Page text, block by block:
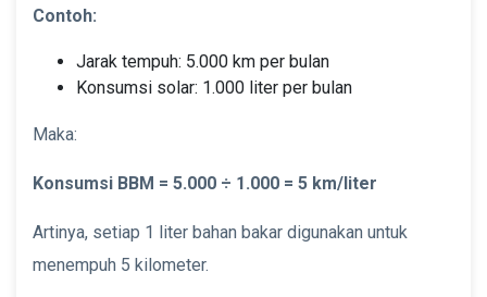
Contoh:
Jarak tempuh: 5.000 km per bulan
Konsumsi solar: 1.000 liter per bulan
Maka:
Konsumsi BBM = 5.000 ÷ 1.000 = 5 km/liter
Artinya, setiap 1 liter bahan bakar digunakan untuk
menempuh 5 kilometer.